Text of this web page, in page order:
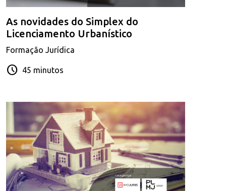
As novidades do Simplex do
Licenciamento Urbanístico
Formação Jurídica
schedule 45 minutos